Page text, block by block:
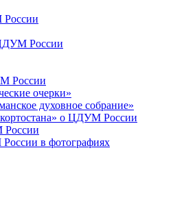
России
России
очерки»
духовное собрание»
о ЦДУМ России
в фотографиях